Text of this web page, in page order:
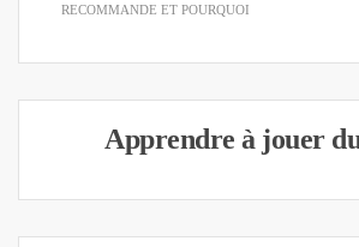
RECOMMANDE ET POURQUOI
Apprendre à jouer